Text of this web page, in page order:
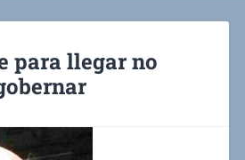
para llegar no